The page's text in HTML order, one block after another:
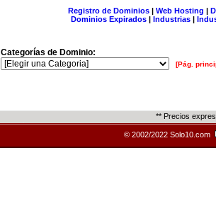
Registro de Dominios| Web Hosting |
Dominios Expirados | Industrias |
Categorías de Dominio:
[Pág.
** Precios
© 2002/2022 Solo10.com